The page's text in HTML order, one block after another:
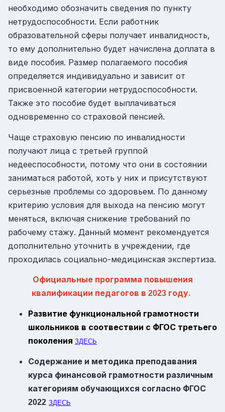
необходимо обозначить сведения по пункту
нетрудоспособности. Если работник
образовательной сферы получает инвалидность,
то ему дополнительно будет начислена доплата в
виде пособия. Размер полагаемого пособия
определяется индивидуально и зависит от
присвоенной категории нетрудоспособности.
Также это пособие будет выплачиваться
одновременно со страховой пенсией.
Чаще страховую пенсию по инвалидности
получают лица с третьей группой
недееспособности, потому что они в состоянии
заниматься работой, хоть у них и присутствуют
серьезные проблемы со здоровьем. По данному
критерию условия для выхода на пенсию могут
меняться, включая снижение требований по
рабочему стажу. Данный момент рекомендуется
дополнительно уточнить в учреждении, где
проходилась социально-медицинская экспертиза.
Официальные программа повышения
квалификации педагогов в 2023 году.
Развитие функциональной грамотности
школьников в соотвествии с ФГОС третьего
поколения ЗДЕСЬ
Содержание и методика преподавания
курса финансовой грамотности различным
категориям обучающихся согласно ФГОС
2022 ЗДЕСЬ